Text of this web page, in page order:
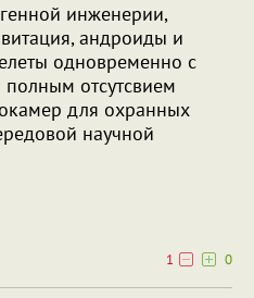
инженерии,
андроиды и
одновременно с
отсутсвием
для охранных
научной
1
0